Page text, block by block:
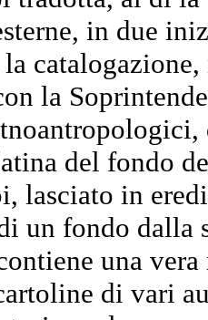
in due
la
del fondo
lasciato in
un fondo dalla
una
di vari